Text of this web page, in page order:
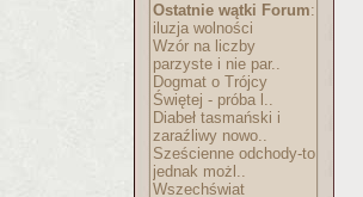
Ostatnie wątki Forum:
iluzja wolności
Wzór na liczby
parzyste i nie par..
Dogmat o Trójcy
Świętej - próba l..
Diabeł tasmański i
zaraźliwy nowo..
Sześcienne odchody-to
jednak możl..
Wszechświat